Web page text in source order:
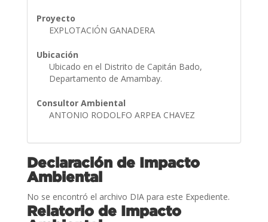
Proyecto
EXPLOTACIÓN GANADERA
Ubicación
Ubicado en el Distrito de Capitán Bado,
Departamento de Amambay.
Consultor Ambiental
ANTONIO RODOLFO ARPEA CHAVEZ
Declaración de Impacto
Ambiental
No se encontró el archivo DIA para este Expediente.
Relatorio de Impacto